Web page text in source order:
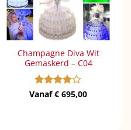
Champagne Diva Wit
Gemaskerd – C04
Gewaardeerd
Vanaf€ 695,00